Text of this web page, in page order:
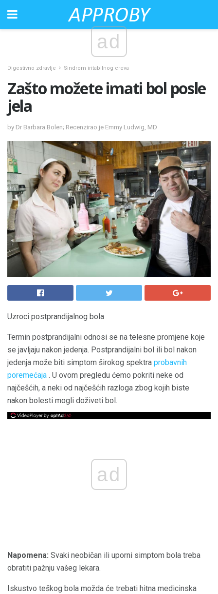
ad
Digestivno zdravlje Sindrom iritabilnog creva
Zašto možete imati bol posle
jela
by Dr Barbara Bolen; Recenzirao je Emmy Ludwig, MD
Uzroci postprandijalnog bola
Termin postprandijalni odnosi se na telesne promjene koje
se javljaju nakon jedenja. Postprandijalni bol ili bol nakon
jedenja može biti simptom širokog spektra probavnih
poremećaja . U ovom pregledu ćemo pokriti neke od
najčešćih, a neki od najčešćih razloga zbog kojih biste
nakon bolesti mogli doživeti bol.
ad
Napomena: Svaki neobičan ili uporni simptom bola treba
obratiti pažnju vašeg lekara.
Iskustvo teškog bola možda će trebati hitna medicinska